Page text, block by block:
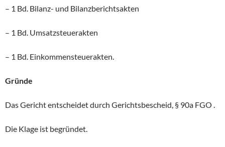
– 1 Bd. Bilanz- und Bilanzberichtsakten
– 1 Bd. Umsatzsteuerakten
– 1 Bd. Einkommensteuerakten.
Gründe
Das Gericht entscheidet durch Gerichtsbescheid, § 90a FGO .
Die Klage ist begründet.